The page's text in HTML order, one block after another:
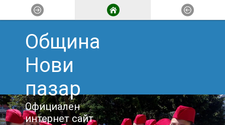
Община
Нови
пазар
Официален
интернет сайт